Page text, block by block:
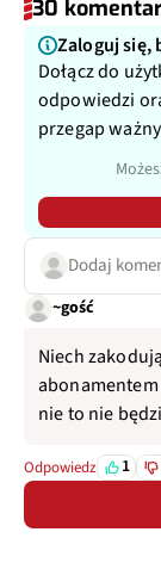
30
Zaloguj się,
Dołącz do
odpowiedzi
przegap
Dodaj
~gość
Niech
nie to nie
Odpowiedz 1